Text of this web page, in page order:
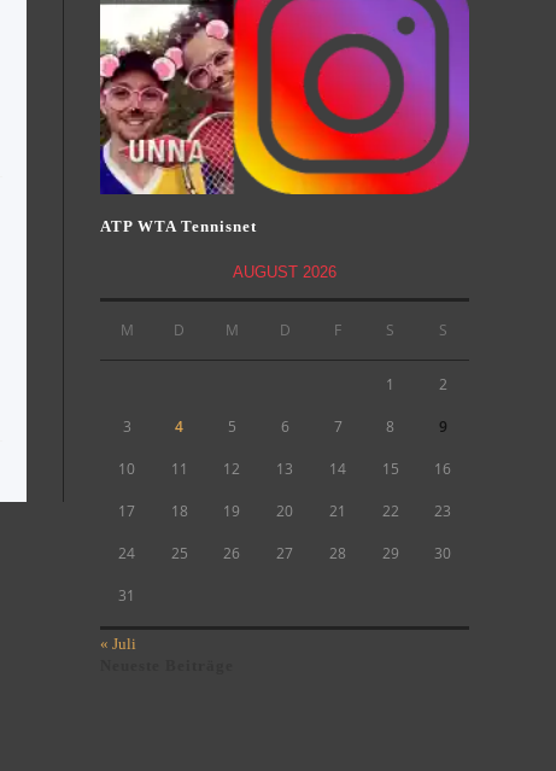
ATP WTA Tennisnet
AUGUST 2026
M D M D F S S
1 2
3 4 5 6 7 8 9
10 11 12 13 14 15 16
17 18 19 20 21 22 23
24 25 26 27 28 29 30
31
« Juli